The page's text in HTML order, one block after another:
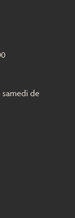
samedi de